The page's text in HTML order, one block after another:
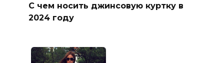
С чем носить джинсовую куртку в
2024 году